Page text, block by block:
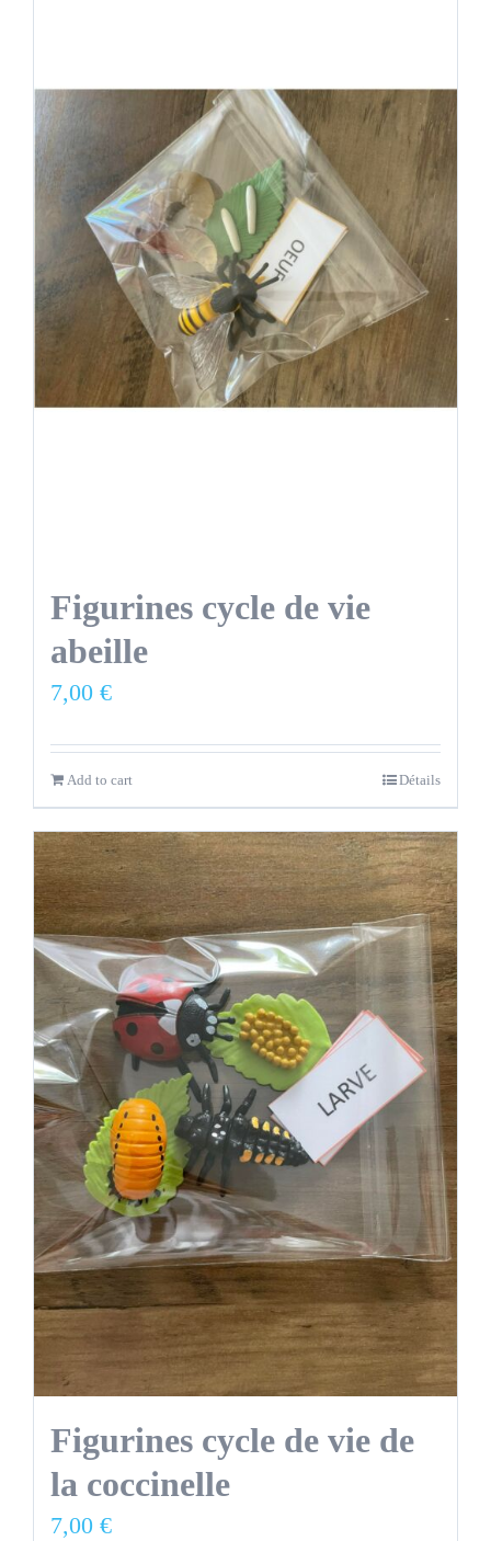
Figurines cycle de vie
abeille
7,00 €
Add to cart Détails
Figurines cycle de vie de
la coccinelle
7,00 €